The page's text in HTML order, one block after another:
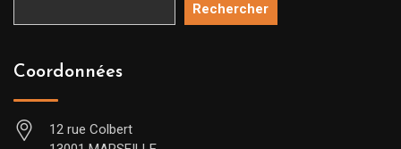
Rechercher
Coordonnées
12 rue Colbert